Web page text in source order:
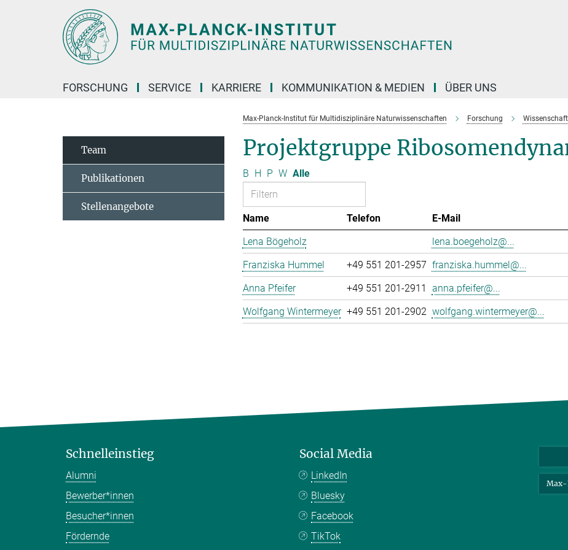
FORSCHUNG SERVICE KARRIERE KOMMUNIKATION & MEDIEN ÜBER UNS
Max-Planck-Institut für Multidisziplinäre Naturwissenschaften Forschung
Projektgruppe
B H P W Alle
Name Telefon
E-Mail
Lena Bögeholz
lena.boegeholz@...
Franziska Hummel
+49 551 201-2957 franziska.hummel@...
Anna Pfeifer
+49 551 201-2911
anna.pfeifer@...
Wolfgang Wintermeyer +49 551 201-2902 wolfgang.wintermeyer@...
Team
Publikationen
Stellenangebote
Schnelleinstieg
Alumni
Bewerber*innen
Besucher*innen
Fördernde
Social Media
LinkedIn
Bluesky
Facebook
TikTok
Max-